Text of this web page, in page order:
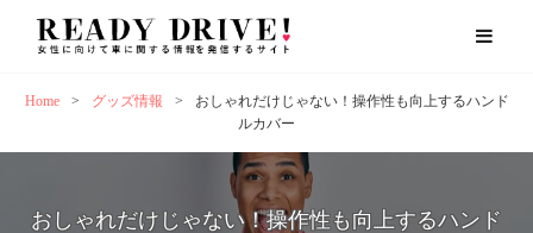
Home > グッズ情報 >
おしゃれだけじゃない！操作性も向上するハンド
ルカバー
おしゃれだけじゃない！操作性も向上するハンド